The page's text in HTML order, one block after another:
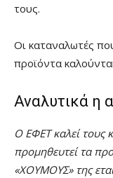
τους.
Οι καταναλωτές
προϊόντα
Αναλυτικά η
Ο ΕΦΕΤ καλεί τους
προμηθευτεί τα
«ΧΟΥΜΟΥΣ» της